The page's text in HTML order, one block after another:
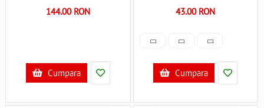
144.00 RON
Cumpara
43.00 RON
Cumpara